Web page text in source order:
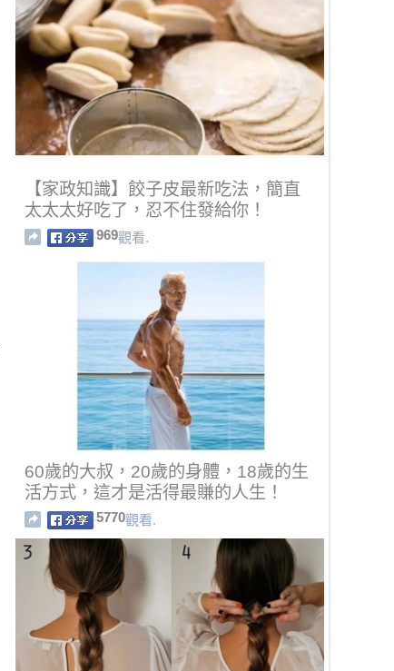
【家政知識】餃子皮最新吃法，簡直
太太太好吃了，忍不住發給你！
969觀看.
60歲的大叔，20歲的身體，18歲的生
活方式，這才是活得最賺的人生！
5770觀看.